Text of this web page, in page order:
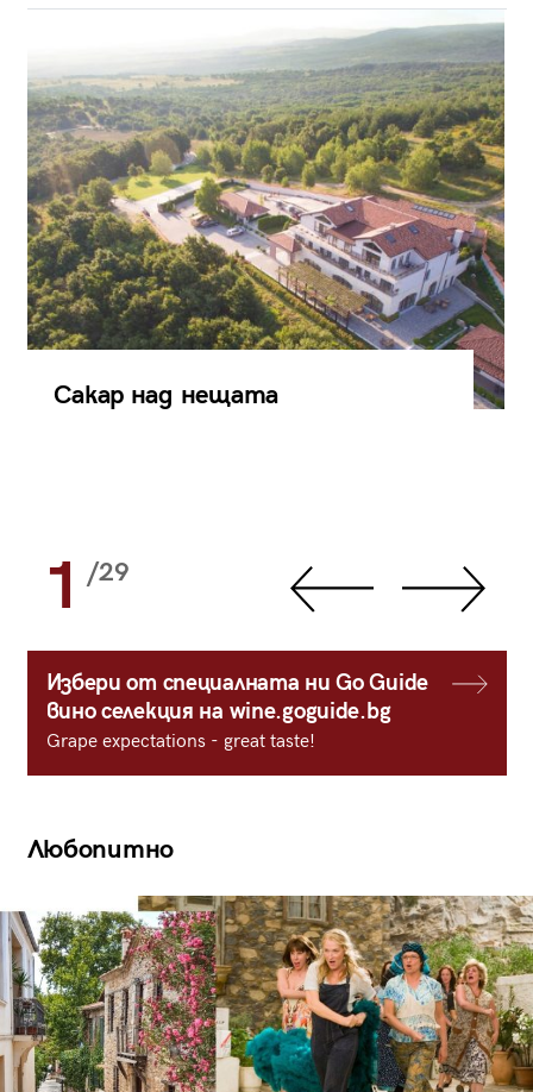
Сакар над нещата
1 /29
Избери от специалната ни Go Guide
вино селекция на wine.goguide.bg
Grape expectations - great taste!
Любопитно